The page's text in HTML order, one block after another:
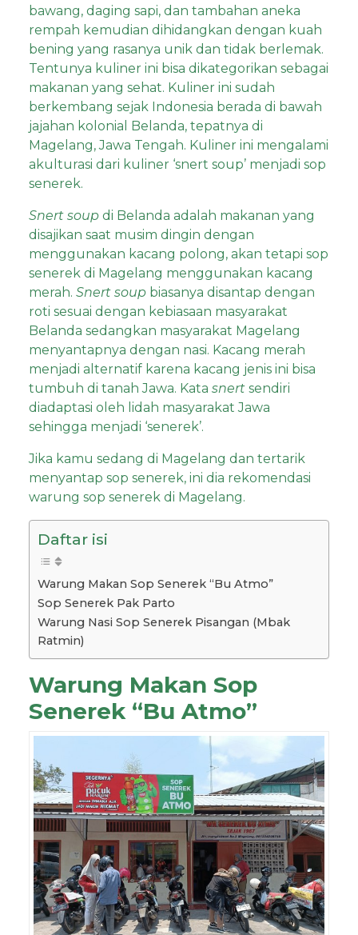
bawang, daging sapi, dan tambahan aneka
rempah kemudian dihidangkan dengan kuah
bening yang rasanya unik dan tidak berlemak.
Tentunya kuliner ini bisa dikategorikan sebagai
makanan yang sehat. Kuliner ini sudah
berkembang sejak Indonesia berada di bawah
jajahan kolonial Belanda, tepatnya di
Magelang, Jawa Tengah. Kuliner ini mengalami
akulturasi dari kuliner ‘snert soup’ menjadi sop
senerek.
Snert soup di Belanda adalah makanan yang
disajikan saat musim dingin dengan
menggunakan kacang polong, akan tetapi sop
senerek di Magelang menggunakan kacang
merah. Snert soup biasanya disantap dengan
roti sesuai dengan kebiasaan masyarakat
Belanda sedangkan masyarakat Magelang
menyantapnya dengan nasi. Kacang merah
menjadi alternatif karena kacang jenis ini bisa
tumbuh di tanah Jawa. Kata snert sendiri
diadaptasi oleh lidah masyarakat Jawa
sehingga menjadi ‘senerek’.
Jika kamu sedang di Magelang dan tertarik
menyantap sop senerek, ini dia rekomendasi
warung sop senerek di Magelang.
Daftar isi
Warung Makan Sop Senerek “Bu Atmo”
Sop Senerek Pak Parto
Warung Nasi Sop Senerek Pisangan (Mbak
Ratmin)
Warung Makan Sop
Senerek “Bu Atmo”